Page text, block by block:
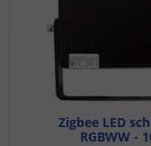
Zigbee LED
RGBWW -